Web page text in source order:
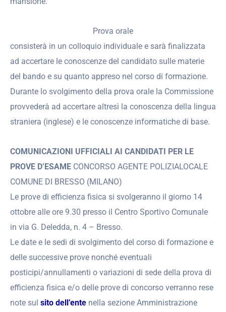
Prova orale
consisterà in un colloquio individuale e sarà finalizzata
ad accertare le conoscenze del candidato sulle materie
del bando e su quanto appreso nel corso di formazione.
Durante lo svolgimento della prova orale la Commissione
provvederà ad accertare altresì la conoscenza della lingua
straniera (inglese) e le conoscenze informatiche di base.
COMUNICAZIONI UFFICIALI AI CANDIDATI PER LE
PROVE D’ESAME CONCORSO AGENTE POLIZIALOCALE
COMUNE DI BRESSO (MILANO)
Le prove di efficienza fisica si svolgeranno il giorno 14
ottobre alle ore 9.30 presso il Centro Sportivo Comunale
in via G. Deledda, n. 4 – Bresso.
Le date e le sedi di svolgimento del corso di formazione e
delle successive prove nonché eventuali
posticipi/annullamenti o variazioni di sede della prova di
efficienza fisica e/o delle prove di concorso verranno rese
note sul sito dell’ente nella sezione Amministrazione